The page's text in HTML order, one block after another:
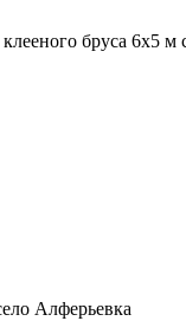
бруса 6х5 м
Алферьевка